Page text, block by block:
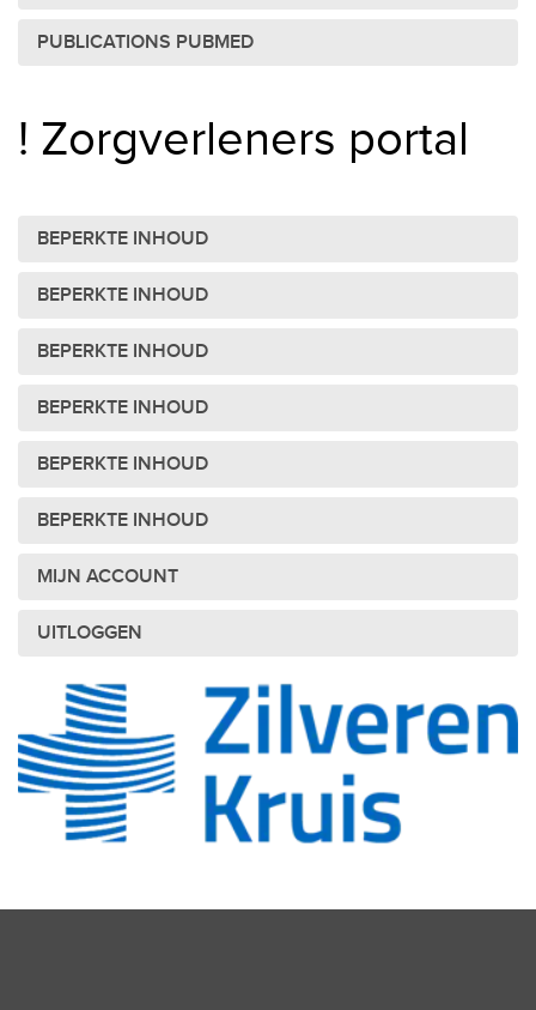
PUBLICATIONS PUBMED
! Zorgverleners portal
BEPERKTE INHOUD
BEPERKTE INHOUD
BEPERKTE INHOUD
BEPERKTE INHOUD
BEPERKTE INHOUD
BEPERKTE INHOUD
MIJN ACCOUNT
UITLOGGEN